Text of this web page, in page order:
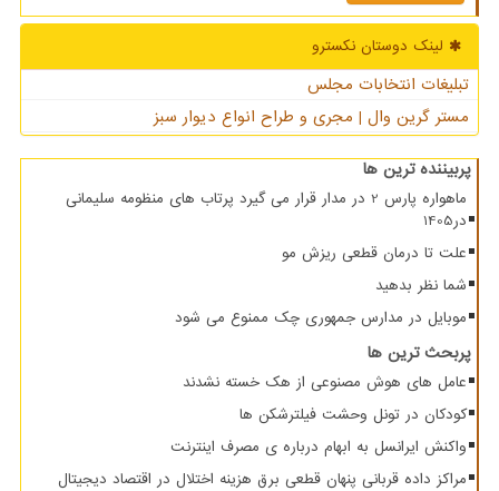
لینک دوستان نكسترو
تبلیغات انتخابات مجلس
مستر گرین وال | مجری و طراح انواع دیوار سبز
پربیننده ترین ها
ماهواره پارس 2 در مدار قرار می گیرد پرتاب های منظومه سلیمانی
در1405
علت تا درمان قطعی ریزش مو
شما نظر بدهید
موبایل در مدارس جمهوری چک ممنوع می شود
پربحث ترین ها
عامل های هوش مصنوعی از هک خسته نشدند
کودکان در تونل وحشت فیلترشکن ها
واکنش ایرانسل به ابهام درباره ی مصرف اینترنت
مراکز داده قربانی پنهان قطعی برق هزینه اختلال در اقتصاد دیجیتال